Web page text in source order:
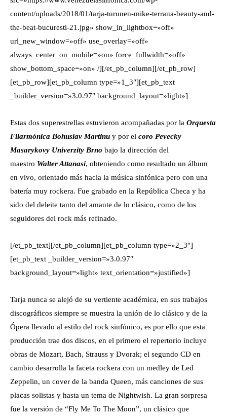
content/uploads/2018/01/tarja-turunen-mike-terrana-beauty-and-
the-beat-bucuresti-21.jpg» show_in_lightbox=»off»
url_new_window=»off» use_overlay=»off»
always_center_on_mobile=»on» force_fullwidth=»off»
show_bottom_space=»on» /][/et_pb_column][/et_pb_row]
[et_pb_row][et_pb_column type=»1_3″][et_pb_text
_builder_version=»3.0.97″ background_layout=»light»]
Estas dos superestrellas estuvieron acompañadas por la Orquesta
Filarmónica Bohuslav Martinu y por el coro Pevecky
Masarykovy Univerzity Brno bajo la dirección del
maestro Walter Attanasi, obteniendo como resultado un álbum
en vivo, orientado más hacia la música sinfónica pero con una
batería muy rockera. Fue grabado en la República Checa y ha
sido del deleite tanto del amante de lo clásico, como de los
seguidores del rock más refinado.
[/et_pb_text][/et_pb_column][et_pb_column type=»2_3″]
[et_pb_text _builder_version=»3.0.97″
background_layout=»light» text_orientation=»justified»]
Tarja nunca se alejó de su vertiente académica, en sus trabajos
discográficos siempre se muestra la unión de lo clásico y de la
Ópera llevado al estilo del rock sinfónico, es por ello que esta
producción trae dos discos, en el primero el repertorio incluye
obras de Mozart, Bach, Strauss y Dvorak; el segundo CD en
cambio desarrolla la faceta rockera con un medley de Led
Zeppelin, un cover de la banda Queen, más canciones de sus
placas solistas y hasta un tema de Nightwish. La gran sorpresa
fue la versión de “Fly Me To The Moon”, un clásico que